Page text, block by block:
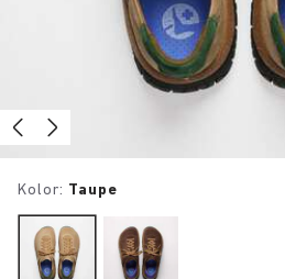
Kolor: Taupe